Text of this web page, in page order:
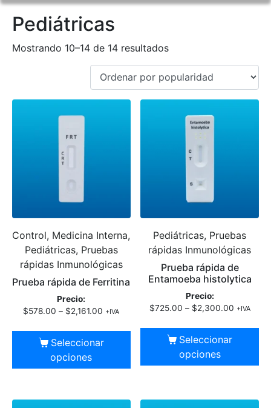
Pediátricas
Mostrando 10–14 de 14 resultados
Control, Medicina Interna,
Pediátricas, Pruebas
rápidas Inmunológicas
Prueba rápida de Ferritina
Precio:
$578.00 – $2,161.00 +IVA
Seleccionar
opciones
Pediátricas, Pruebas
rápidas Inmunológicas
Prueba rápida de
Entamoeba histolytica
Precio:
$725.00 – $2,300.00 +IVA
Seleccionar
opciones